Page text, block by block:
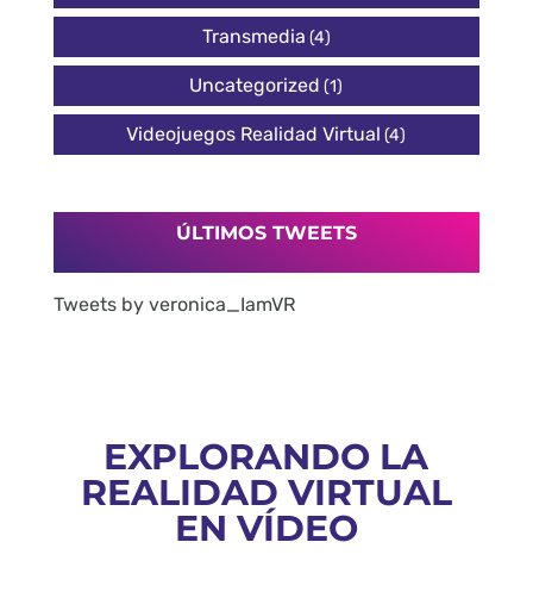
Transmedia (4)
Uncategorized (1)
Videojuegos Realidad Virtual (4)
ÚLTIMOS TWEETS
Tweets by veronica_IamVR
EXPLORANDO LA
REALIDAD VIRTUAL
EN VÍDEO